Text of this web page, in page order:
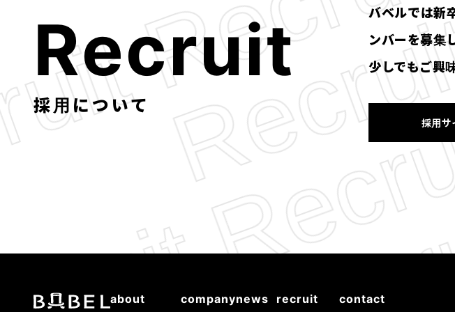
採用について
Recruit
バベルでは新
ンバーを募集
少しでもご興
採用サ
about companynews recruit contact